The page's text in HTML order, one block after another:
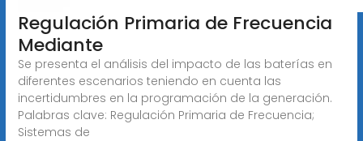
Regulación Primaria de Frecuencia
Mediante
Se presenta el análisis del impacto de las baterías en
diferentes escenarios teniendo en cuenta las
incertidumbres en la programación de la generación.
Palabras clave: Regulación Primaria de Frecuencia;
Sistemas de